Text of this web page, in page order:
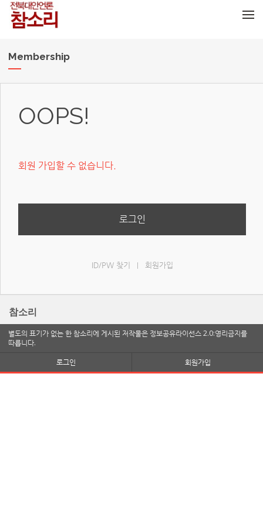
Membership
OOPS!
회원 가입할 수 없습니다.
로그인
ID/PW 찾기 회원가입
참소리
별도의 표기가 없는 한 참소리에 게시된 저작물은 정보공유라이선스 2.0:영리금지를
따릅니다.
로그인
회원가입